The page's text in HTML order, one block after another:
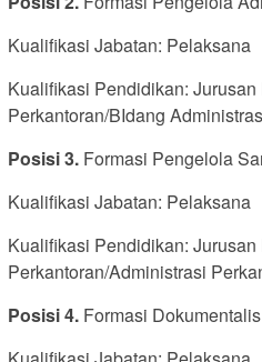
Kualifikasi Jabatan: Pelaksana
Kualifikasi Pendidikan:
Perkantoran/BIdang
Posisi 3. Formasi Pengelola
Kualifikasi Jabatan: Pelaksana
Kualifikasi Pendidikan:
Perkantoran/Administrasi
Posisi 4. Formasi